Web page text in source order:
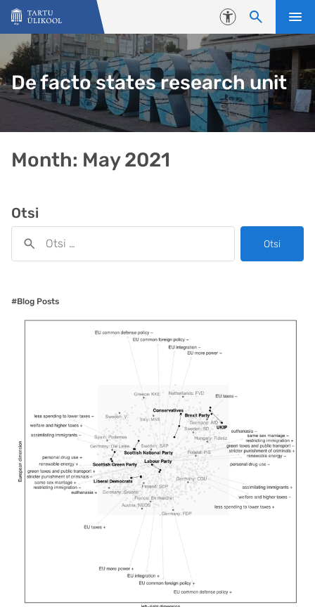
Liigu edasi põhisisu juurde
Juurdepääsetavus
De facto states research unit
Month: May 2021
Otsi
Otsi
#Blog Posts